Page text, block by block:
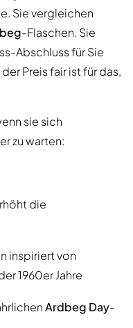
Sie vergleichen
-Flaschen. Sie
Abschluss für Sie
Preis fair ist für das,
sie sich
zu warten:
die
inspiriert von
1960er Jahre
Ardbeg Day-